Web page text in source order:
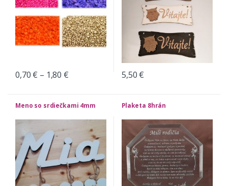
0,70 € – 1,80 € 5,50 €
Meno so srdiečkami 4mm Plaketa 8hrán